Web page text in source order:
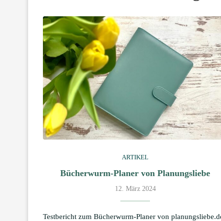
ARTIKEL
Bücherwurm-Planer von Planungsliebe
12. März 2024
Testbericht zum Bücherwurm-Planer von